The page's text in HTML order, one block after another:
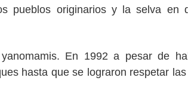
pueblos originarios y la selva en
En 1992 a pesar de
hasta que se lograron respetar